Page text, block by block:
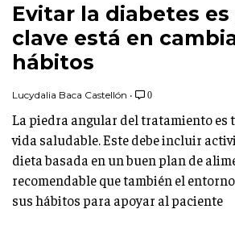
Evitar la diabetes
clave está en
hábitos
Lucydalia Baca Castellón • 0
La piedra angular del tratamiento es
vida saludable. Este debe incluir
dieta basada en un buen plan de
recomendable que también el
sus hábitos para apoyar al paciente